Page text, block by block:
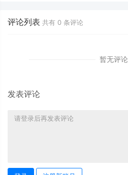
评论列表 共有 0 条评论
暂无评论
发表评论